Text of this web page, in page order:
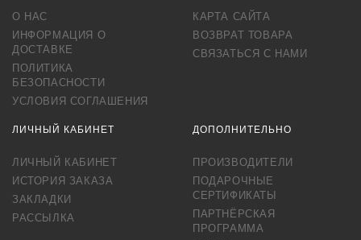
О НАС
ИНФОРМАЦИЯ О
ДОСТАВКЕ
ПОЛИТИКА
БЕЗОПАСНОСТИ
УСЛОВИЯ СОГЛАШЕНИЯ
КАРТА САЙТА
ВОЗВРАТ ТОВАРА
СВЯЗАТЬСЯ С НАМИ
ЛИЧНЫЙ КАБИНЕТ
ЛИЧНЫЙ КАБИНЕТ
ИСТОРИЯ ЗАКАЗА
ЗАКЛАДКИ
РАССЫЛКА
ДОПОЛНИТЕЛЬНО
ПРОИЗВОДИТЕЛИ
ПОДАРОЧНЫЕ
СЕРТИФИКАТЫ
ПАРТНЁРСКАЯ
ПРОГРАММА